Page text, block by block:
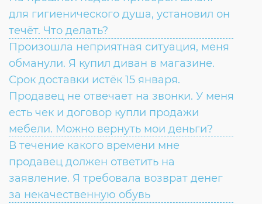
для гигиенического душа, установил он
течёт. Что делать?
Произошла неприятная ситуация, меня
обманули. Я купил диван в магазине.
Срок доставки истёк 15 января.
Продавец не отвечает на звонки. У меня
есть чек и договор купли продажи
мебели. Можно вернуть мои деньги?
В течение какого времени мне
продавец должен ответить на
заявление. Я требовала возврат денег
за некачественную обувь